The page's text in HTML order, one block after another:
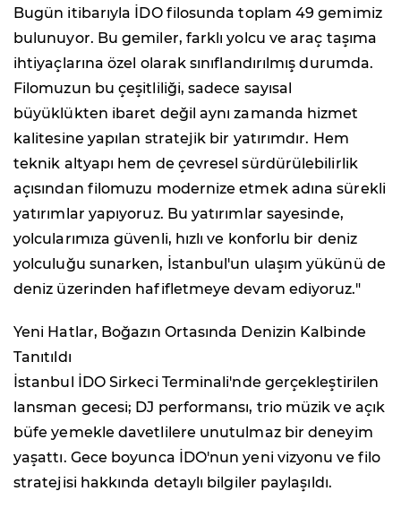
Bugün itibarıyla İDO filosunda toplam 49 gemimiz
bulunuyor. Bu gemiler, farklı yolcu ve araç taşıma
ihtiyaçlarına özel olarak sınıflandırılmış durumda.
Filomuzun bu çeşitliliği, sadece sayısal
büyüklükten ibaret değil aynı zamanda hizmet
kalitesine yapılan stratejik bir yatırımdır. Hem
teknik altyapı hem de çevresel sürdürülebilirlik
açısından filomuzu modernize etmek adına sürekli
yatırımlar yapıyoruz. Bu yatırımlar sayesinde,
yolcularımıza güvenli, hızlı ve konforlu bir deniz
yolculuğu sunarken, İstanbul'un ulaşım yükünü de
deniz üzerinden hafifletmeye devam ediyoruz."
Yeni Hatlar, Boğazın Ortasında Denizin Kalbinde
Tanıtıldı
İstanbul İDO Sirkeci Terminali'nde gerçekleştirilen
lansman gecesi; DJ performansı, trio müzik ve açık
büfe yemekle davetlilere unutulmaz bir deneyim
yaşattı. Gece boyunca İDO'nun yeni vizyonu ve filo
stratejisi hakkında detaylı bilgiler paylaşıldı.